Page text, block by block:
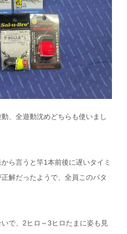
、全遊動沈めどちらも使いまし
ら言うと竿1本前後に遅いタイミ
解だったようで、全員このパタ
で、2ヒロ～3ヒロたまに姿も見